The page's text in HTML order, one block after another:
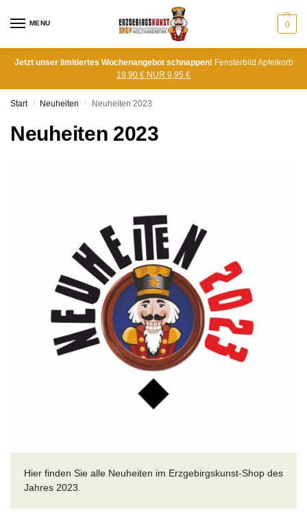
MENU 0
Jetzt unser limitiertes Wochenangebot schnappen! Fensterbild Apfelkorb
19,90 € NUR 9,95 €
Start / Neuheiten / Neuheiten 2023
Neuheiten 2023
Hier finden Sie alle Neuheiten im Erzgebirgskunst-Shop des
Jahres 2023.